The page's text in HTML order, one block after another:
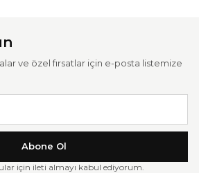
ve özel fırsatlar için e-posta listemize
Abone Ol
için ileti almayı kabul ediyorum.